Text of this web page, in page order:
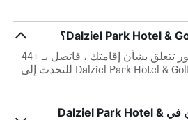
إذا كانت لديك أسئلة أو أمور تتعلق بشأن إقامتك ، فاتصل بـ +44
169 886 2862 على Dalziel Park Hotel & Golf Club للتحدث إلى
هل تتوفر خدمة الواي فاي في Dalziel Park Hotel &